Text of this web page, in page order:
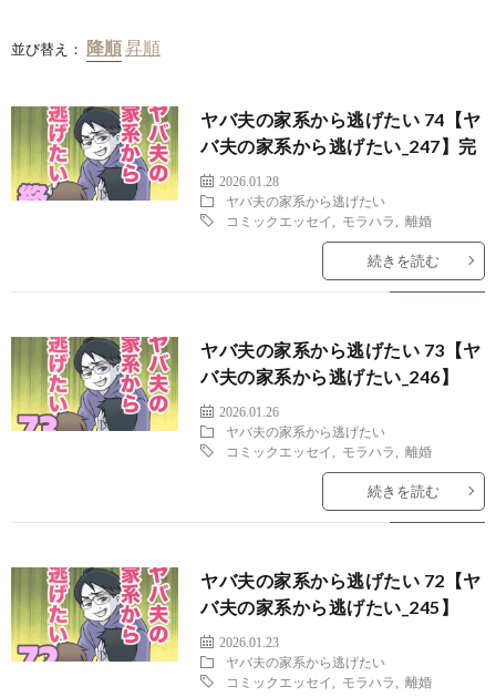
並び替え：
ヤバ夫の家系から逃げたい 74【ヤ
バ夫の家系から逃げたい_247】完
2026.01.28
ヤバ夫の家系から逃げたい
コミックエッセイ
モラハラ ,離婚
続きを読む
ヤバ夫の家系から逃げたい 73【ヤ
バ夫の家系から逃げたい_246】
2026.01.26
ヤバ夫の家系から逃げたい
コミックエッセイ
モラハラ ,離婚
続きを読む
ヤバ夫の家系から逃げたい 72【ヤ
バ夫の家系から逃げたい_245】
2026.01.23
ヤバ夫の家系から逃げたい
コミックエッセイ
モラハラ ,離婚